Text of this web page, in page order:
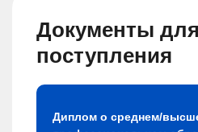
Документы для
поступления
Диплом о среднем/